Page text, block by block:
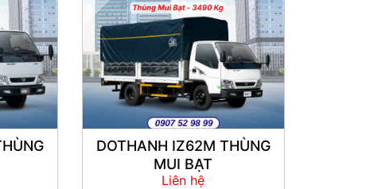
DOTHANH IZ62M THÙNG
MUI BẠT
Liên hệ